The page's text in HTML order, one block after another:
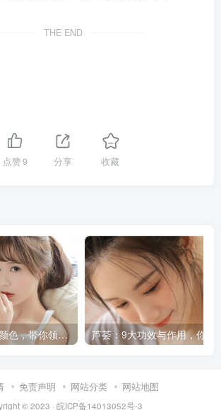
THE END
点赞9 分享 收藏
梨花独特形状与颜色，带你领略春天的气息
免责声明 网站分类 网站地图
© 2023 · 皖ICP备14013052号-3